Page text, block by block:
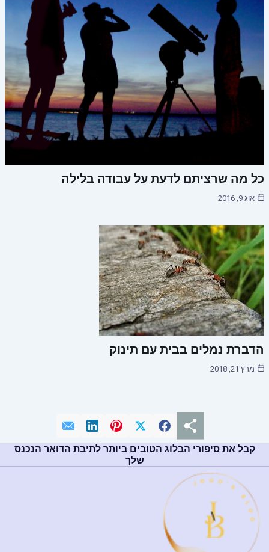
כל מה שרציתם לדעת על עבודה בלילה
אוג 9, 2016
הדברת נמלים בבית עם תינוק
מרץ 21, 2018
קבל את סיפורי הבלוג הטובים ביותר לתיבת הדואר הנכנס
שלך